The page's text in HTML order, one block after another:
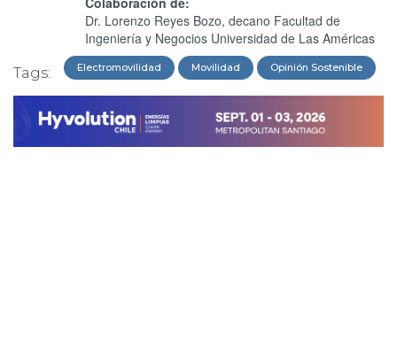
Dr. Lorenzo Reyes Bozo, decano Facultad de
Ingeniería y Negocios Universidad de Las Américas
Tags: Electromovilidad Movilidad Opinión Sostenible